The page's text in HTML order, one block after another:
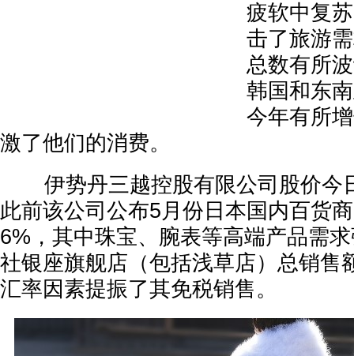
疲软中复
击了旅游
总数有所
韩国和东
今年有所
激了他们的消费。
伊势丹三越控股有限公司股价今
此前该公司公布5月份日本国内百货
6%，其中珠宝、腕表等高端产品需
社银座旗舰店（包括浅草店）总销售
汇率因素提振了其免税销售。